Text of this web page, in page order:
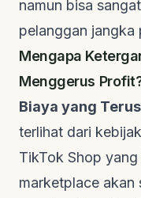
namun bisa
pelanggan jangka
Mengapa
Menggerus
Biaya yang
terlihat dari
TikTok Shop
marketplace akan